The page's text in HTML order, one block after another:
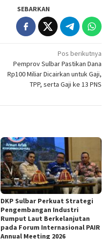
SEBARKAN
Pos berikutnya
Pemprov Sulbar Pastikan Dana
Rp100 Miliar Dicairkan untuk Gaji,
TPP, serta Gaji ke 13 PNS
DKP Sulbar Perkuat Strategi
Pengembangan Industri
Rumput Laut Berkelanjutan
pada Forum Internasional PAIR
Annual Meeting 2026